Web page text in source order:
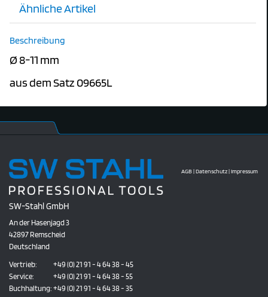
Ähnliche Artikel
Beschreibung
Ø 8-11 mm
aus dem Satz 09665L
AGB|Datenschutz|Impressum
SW-Stahl GmbH
An der Hasenjagd 3
42897 Remscheid
Deutschland
Vertrieb:
+49 (0) 21 91 - 4 64 38 - 45
Service:
+49 (0) 21 91 - 4 64 38 - 55
Buchhaltung: +49 (0) 21 91 - 4 64 38 - 35